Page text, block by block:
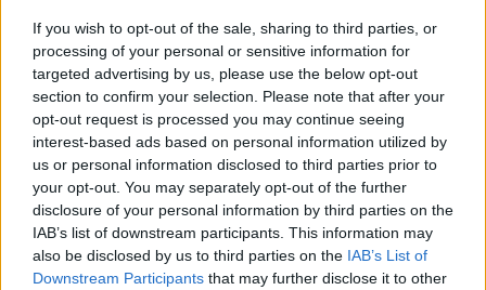
If you wish to opt-out of the sale, sharing to third parties, or
processing of your personal or sensitive information for
targeted advertising by us, please use the below opt-out
section to confirm your selection. Please note that after your
opt-out request is processed you may continue seeing
interest-based ads based on personal information utilized by
us or personal information disclosed to third parties prior to
your opt-out. You may separately opt-out of the further
disclosure of your personal information by third parties on the
IAB’s list of downstream participants. This information may
also be disclosed by us to third parties on the IAB’s List of
Downstream Participants that may further disclose it to other
Nekaj besed o kolegici je povedal tudi Miha Lavre,
strokovni vodja ZD Slovenj Gradec."Vedno je
pripravljena pomagati, izjemno predana je delu, ki ga
opravlja. Radi smo njeni sodelavci in želimo ji, da ji
energije nikoli ne bi zmanjkalo. Vse dobro še naprej
dodalLavre.